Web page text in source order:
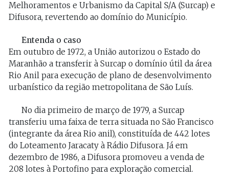
Melhoramentos e Urbanismo da Capital S/A (Surcap) e
Difusora, revertendo ao domínio do Município.
Entenda o caso
Em outubro de 1972, a União autorizou o Estado do
Maranhão a transferir à Surcap o domínio útil da área
Rio Anil para execução de plano de desenvolvimento
urbanístico da região metropolitana de São Luís.
No dia primeiro de março de 1979, a Surcap
transferiu uma faixa de terra situada no São Francisco
(integrante da área Rio anil), constituída de 442 lotes
do Loteamento Jaracaty à Rádio Difusora. Já em
dezembro de 1986, a Difusora promoveu a venda de
208 lotes à Portofino para exploração comercial.